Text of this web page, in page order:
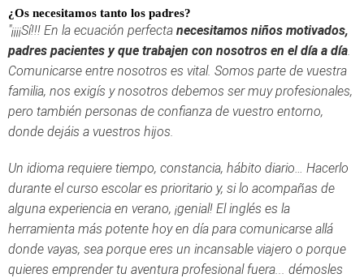
¿Os necesitamos tanto los padres?
"¡¡¡¡Sí!!! En la ecuación perfecta necesitamos niños motivados,
padres pacientes y que trabajen con nosotros en el día a día.
Comunicarse entre nosotros es vital. Somos parte de vuestra
familia, nos exigís y nosotros debemos ser muy profesionales,
pero también personas de confianza de vuestro entorno,
donde dejáis a vuestros hijos.
Un idioma requiere tiempo, constancia, hábito diario… Hacerlo
durante el curso escolar es prioritario y, si lo acompañas de
alguna experiencia en verano, ¡genial! El inglés es la
herramienta más potente hoy en día para comunicarse allá
donde vayas, sea porque eres un incansable viajero o porque
quieres emprender tu aventura profesional fuera... démosles